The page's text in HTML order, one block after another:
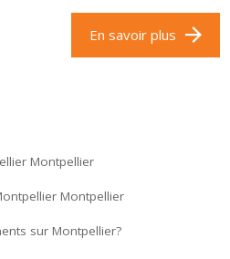
En savoir plus
Montpellier
Montpellier
sur Montpellier?